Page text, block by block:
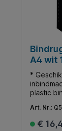
A4 wit
*
plastic
145
Art. Nr.:
€